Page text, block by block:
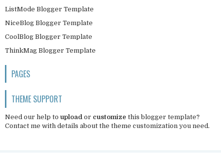
ListMode Blogger Template
NiceBlog Blogger Template
CoolBlog Blogger Template
ThinkMag Blogger Template
PAGES
THEME SUPPORT
Need our help to upload or customize this blogger template?
Contact me with details about the theme customization you need.